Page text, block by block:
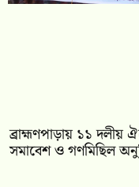
‎ব্রাহ্মণপাড়ায় ১১ দলীয়
সমাবেশ ও গণমিছিল